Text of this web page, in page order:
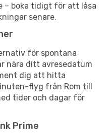
– boka tidigt för att låsa
senare.
för spontana
nära ditt avresedatum
dig att hitta
flyg från Rom till
tider och dagar för
Prime